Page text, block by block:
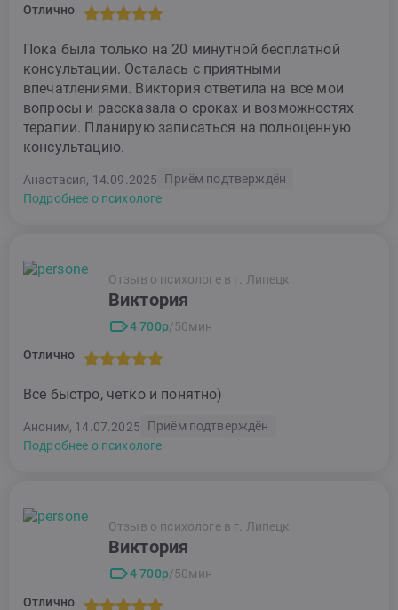
Отлично
Пока была только на 20 минутной бесплатной
консультации. Осталась с приятными
впечатлениями. Виктория ответила на все мои
вопросы и рассказала о сроках и возможностях
терапии. Планирую записаться на полноценную
консультацию.
Анастасия, 14.09.2025
Приём подтверждён
Подробнее о психологе
Отзыв о психологе в г. Липецк
Виктория
4 700р/50мин
Отлично
Все быстро, четко и понятно)
Аноним, 14.07.2025
Приём подтверждён
Подробнее о психологе
Отзыв о психологе в г. Липецк
Виктория
4 700р/50мин
Отлично